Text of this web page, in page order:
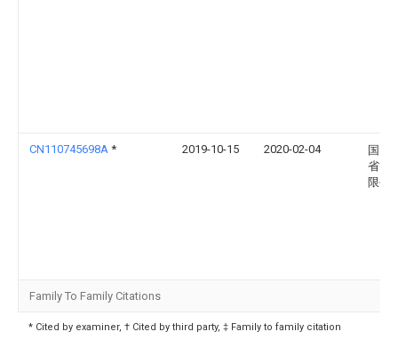
CN110745698A * 2019-10-15 2020-02-04
国网
省电
限公
Family To Family Citations
* Cited by examiner, † Cited by third party, ‡ Family to family citation